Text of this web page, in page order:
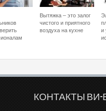
Вытяжка – это залог
чистого и приятного
воздуха на кухне
и
КОНТАКТЫ ВИ-